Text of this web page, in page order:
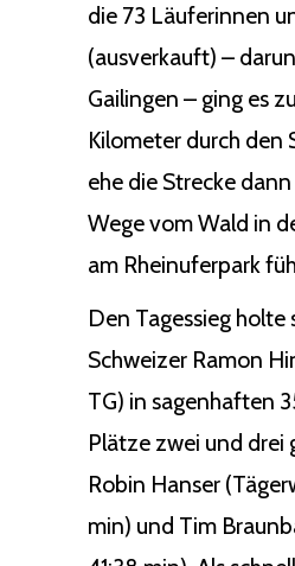
die 73 Läuferinnen
(ausverkauft) –
Gailingen – ging es
Kilometer durch den
ehe die Strecke
Wege vom Wald in
am Rheinuferpark
Den Tagessieg holte
Schweizer Ramon
TG) in sagenhaften
Plätze zwei und drei
Robin Hanser
min) und Tim